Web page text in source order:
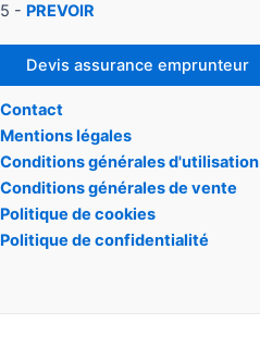
5 - PREVOIR
Devis assurance emprunteur
Contact
Mentions légales
Conditions générales d'utilisation
Conditions générales de vente
Politique de cookies
Politique de confidentialité